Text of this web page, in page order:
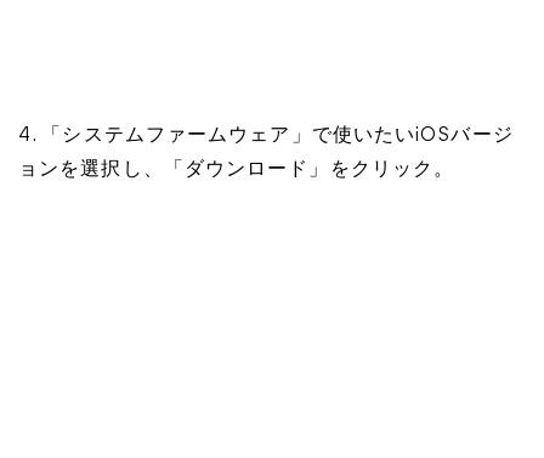
4. 「システムファームウェア」で使いたいiOSバージ
ョンを選択し、「ダウンロード」をクリック。